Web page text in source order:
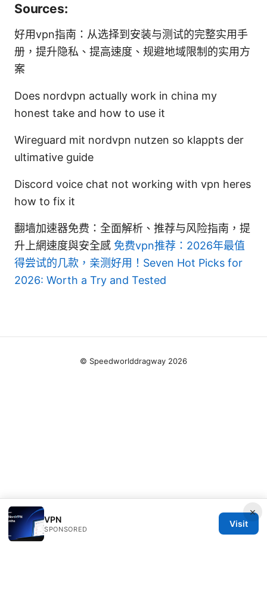
Sources:
好用vpn指南：从选择到安装与测试的完整实用手
册，提升隐私、提高速度、规避地域限制的实用方
案
Does nordvpn actually work in china my
honest take and how to use it
Wireguard mit nordvpn nutzen so klappts der
ultimative guide
Discord voice chat not working with vpn heres
how to fix it
翻墙加速器免费：全面解析、推荐与风险指南，提
升上網速度與安全感 免费vpn推荐：2026年最值
得尝试的几款，亲测好用！Seven Hot Picks for
2026: Worth a Try and Tested
×
VPN
SPONSORED
Visit
© Speedworlddragway 2026